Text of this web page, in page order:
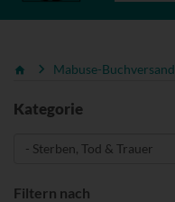
Mabuse-Buchversand
Kategorie
Filtern nach